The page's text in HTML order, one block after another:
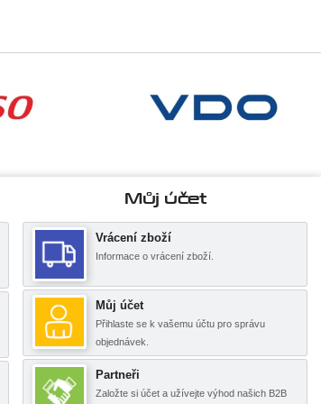
Můj účet
Vrácení zboží
Informace o vrácení zboží.
Můj účet
Přihlaste se k vašemu účtu pro správu
objednávek.
Partneři
Založte si účet a užívejte výhod našich B2B